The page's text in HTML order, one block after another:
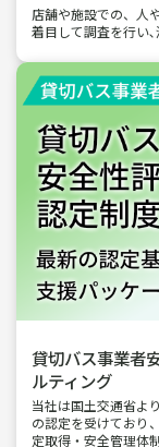
店舗や施設での、人
着目して調査を行い､
貸切バス事業者
ルティング
当社は国土交通省よ
の認定を受けており
定取得・安全管理体